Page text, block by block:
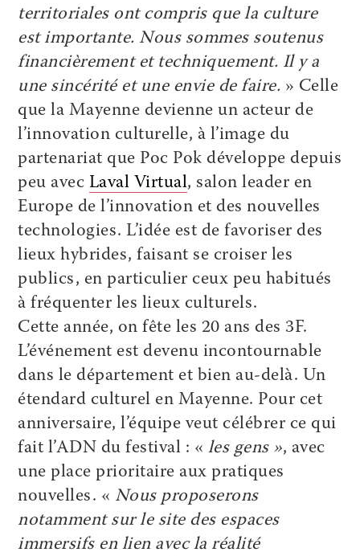
territoriales ont compris que la culture
est importante. Nous sommes soutenus
financièrement et techniquement. Il y a
une sincérité et une envie de faire. » Celle
que la Mayenne devienne un acteur de
l’innovation culturelle, à l’image du
partenariat que Poc Pok développe depuis
peu avec Laval Virtual, salon leader en
Europe de l’innovation et des nouvelles
technologies. L’idée est de favoriser des
lieux hybrides, faisant se croiser les
publics, en particulier ceux peu habitués
à fréquenter les lieux culturels.
Cette année, on fête les 20 ans des 3F.
L’événement est devenu incontournable
dans le département et bien au-delà. Un
étendard culturel en Mayenne. Pour cet
anniversaire, l’équipe veut célébrer ce qui
fait l’ADN du festival : « les gens », avec
une place prioritaire aux pratiques
nouvelles. « Nous proposerons
notamment sur le site des espaces
immersifs en lien avec la réalité